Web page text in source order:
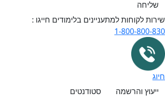
שירות לקוחות למתעניינים בלימודים חייגו :
1-800-800-830
חיוג
ייעוץ והרשמה
סטודנטים